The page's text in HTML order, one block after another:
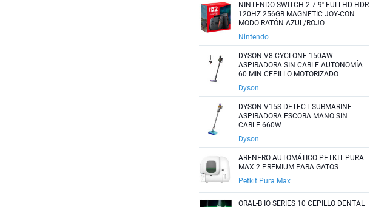
NINTENDO SWITCH 2 7.9'' FULLHD HDR
120HZ 256GB MAGNETIC JOY-CON
MODO RATÓN AZUL/ROJO
Nintendo
DYSON V8 CYCLONE 150AW
ASPIRADORA SIN CABLE AUTONOMÍA
60 MIN CEPILLO MOTORIZADO
Dyson
DYSON V15S DETECT SUBMARINE
ASPIRADORA ESCOBA MANO SIN
CABLE 660W
Dyson
ARENERO AUTOMÁTICO PETKIT PURA
MAX 2 PREMIUM PARA GATOS
Petkit Pura Max
ORAL-B IO SERIES 10 CEPILLO DENTAL